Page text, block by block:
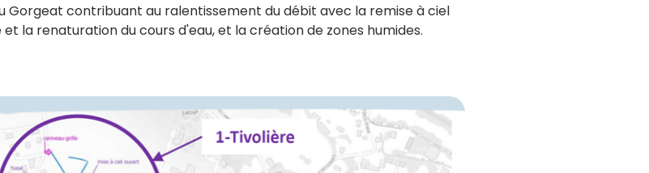
contribuant au ralentissement du débit avec la remise à ciel
la renaturation du cours d'eau, et la création de zones humides.